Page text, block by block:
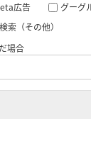
広告
グーグ
索（その他）
場合